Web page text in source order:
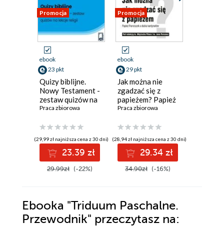
Promocja
ebook
23 pkt
Quizy biblijne.
Nowy Testament -
zestaw quizów na
lekcje religii
Praca zbiorowa
(29,99 zł najniższa cena z 30 dni)
23.39 zł
29.99zł (-22%)
Promocja
ebook
29 pkt
Jak można nie
zgadzać się z
papieżem? Papież
Franciszek a dubia
Praca zbiorowa
(28,94 zł najniższa cena z 30 dni)
29.34 zł
34.90zł (-16%)
Ebooka "Triduum Paschalne.
Przewodnik" przeczytasz na: